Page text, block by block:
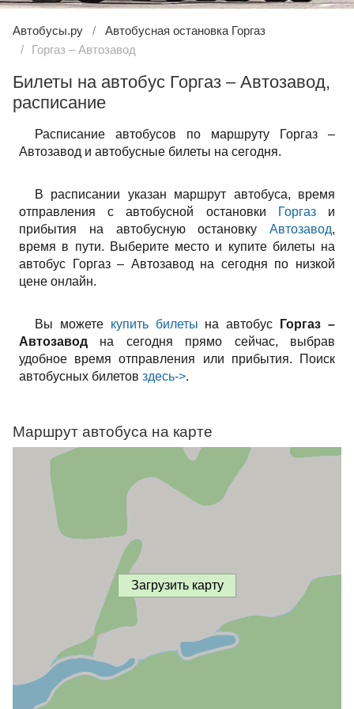
Автобусы.ру
Автобусная остановка Горгаз
Горгаз – Автозавод
Билеты на автобус Горгаз – Автозавод,
расписание
Расписание автобусов по маршруту Горгаз –
Автозавод и автобусные билеты на сегодня.
В расписании указан маршрут автобуса, время
отправления с автобусной остановки
Горгази
прибытия на автобусную остановку Автозавод,
время в пути. Выберите место и купите билеты на
автобус Горгаз – Автозавод на сегодня по низкой
цене онлайн.
Вы можете купить билеты на автобус
Горгаз –
Автозавод на сегодня прямо сейчас, выбрав
удобное время отправления или прибытия. Поиск
автобусных билетов здесь->.
Маршрут автобуса на карте
Загрузить карту